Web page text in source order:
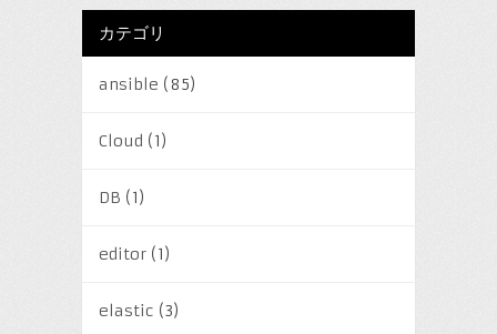
カテゴリ
ansible (85)
Cloud (1)
DB (1)
editor(1)
elastic (3)